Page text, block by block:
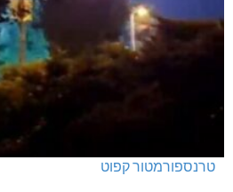
טרנספורמטור קפוט